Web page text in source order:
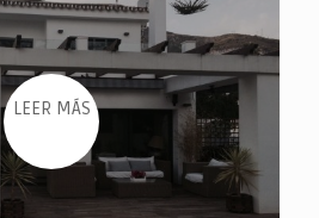
LEER MÁS